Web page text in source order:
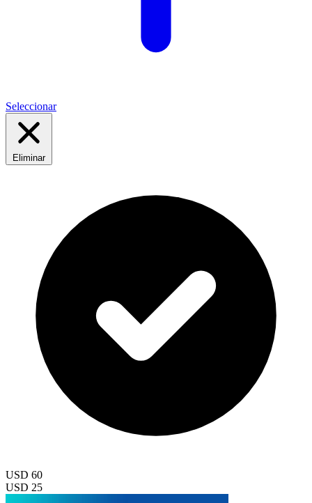
Seleccionar
Eliminar
USD 60
USD 25